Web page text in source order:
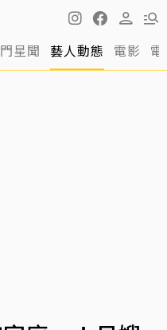
星聞 藝人動態 電影